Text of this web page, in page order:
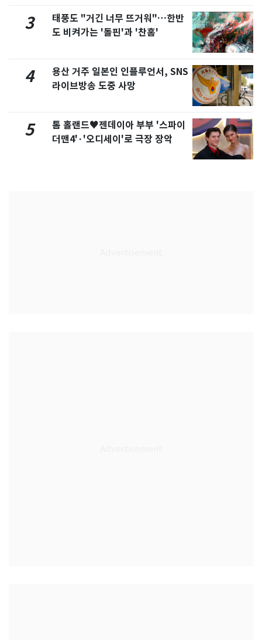
3
태풍도 "거긴 너무 뜨거워"…한반
도 비켜가는 '돌핀'과 '찬홈'
4
용산 거주 일본인 인플루언서, SNS
라이브방송 도중 사망
5
톰 홀랜드♥젠데이아 부부 '스파이
더맨4'·'오디세이'로 극장 장악